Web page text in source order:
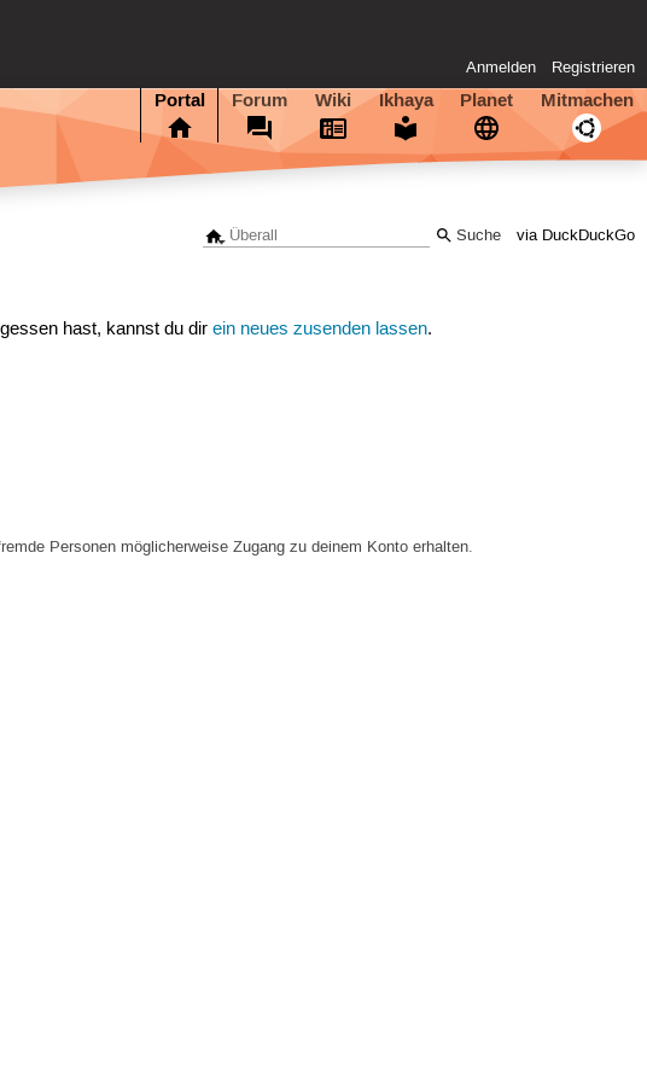
Anmelden Registrieren
Portal Forum Wiki Ikhaya Planet Mitmachen
via DuckDuckGo
hast, kannst du direin neues zusenden lassen.
Personen möglicherweise Zugang zu deinem Konto erhalten.